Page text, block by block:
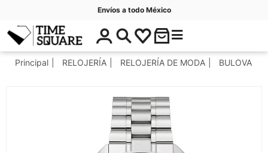
Envíos a todo México
Timesquare
$
0
.
C
t
a
s
Principal RELOJERÍA RELOJERÍA DE MODA BULOVA